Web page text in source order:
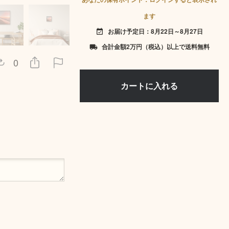
0
ます
event_available お届け予定日：8月22日～8月27日
local_shipping 合計金額2万円（税込）以上で送料無料